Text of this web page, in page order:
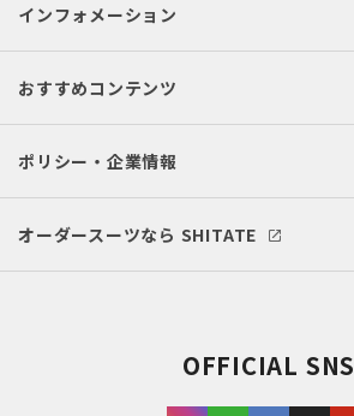
インフォメーション
おすすめコンテンツ
ポリシー・企業情報
オーダースーツなら SHITATE
OFFICIAL SNS